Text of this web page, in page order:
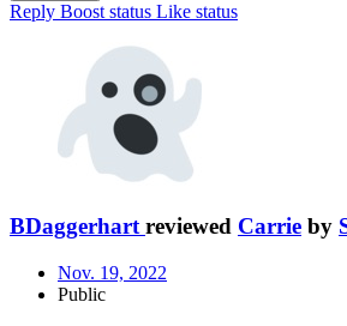
Reply Boost status Like status
BDaggerhart reviewed Carrie by
Nov. 19, 2022
Public